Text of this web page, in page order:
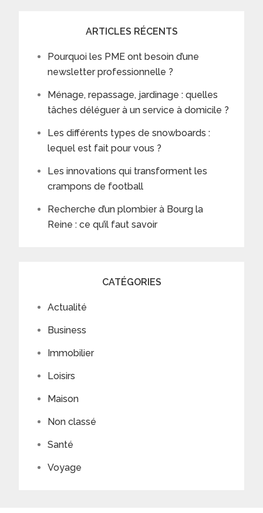
ARTICLES RÉCENTS
Pourquoi les PME ont besoin d’une
newsletter professionnelle ?
Ménage, repassage, jardinage : quelles
tâches déléguer à un service à domicile ?
Les différents types de snowboards :
lequel est fait pour vous ?
Les innovations qui transforment les
crampons de football
Recherche d’un plombier à Bourg la
Reine : ce qu’il faut savoir
CATÉGORIES
Actualité
Business
Immobilier
Loisirs
Maison
Non classé
Santé
Voyage